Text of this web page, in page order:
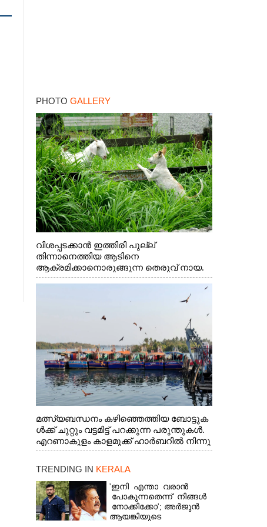
PHOTO GALLERY
വിശപ്പടക്കാൻ ഇത്തിരി പുല്ല്
തിന്നാനെത്തിയ ആടിനെ
ആക്രമിക്കാനൊരുങ്ങുന്ന തെരുവ് നായ.
എറണാകുളം വാത്തുരുത്തിയിൽ നിന്നുള്ള
മത്സ്യബന്ധനം കഴിഞ്ഞെത്തിയ ബോട്ടുക
ൾക്ക് ചുറ്റും വട്ടമിട്ട് പറക്കുന്ന പരുന്തുകൾ.
എറണാകുളം കാളമുക്ക് ഹാർബറിൽ നിന്നു
ള്ള കാഴ്ച
TRENDING IN KERALA
'ഇനി എന്താ വരാൻ
പോകുന്നതെന്ന് നിങ്ങൾ
നോക്കിക്കോ'; അർജുൻ
ആയങ്കിയുടെ